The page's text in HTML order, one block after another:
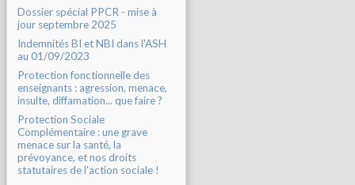
Dossier spécial PPCR - mise à
jour septembre 2025
Indemnités BI et NBI dans l'ASH
au 01/09/2023
Protection fonctionnelle des
enseignants : agression, menace,
insulte, diffamation... que faire ?
Protection Sociale
Complémentaire : une grave
menace sur la santé, la
prévoyance, et nos droits
statutaires de l'action sociale !